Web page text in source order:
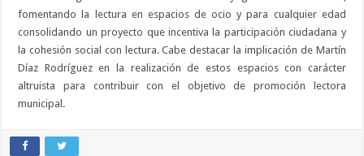
fomentando la lectura en espacios de ocio y para cualquier edad
consolidando un proyecto que incentiva la participación ciudadana y
la cohesión social con lectura. Cabe destacar la implicación de Martín
Díaz Rodríguez en la realización de estos espacios con carácter
altruista para contribuir con el objetivo de promoción lectora
municipal.